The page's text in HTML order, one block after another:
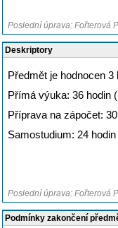
Poslední úprava: Fořterová
Deskriptory
Předmět je hodnocen
Přímá výuka: 36 hodin
Příprava na zápočet:
Samostudium: 24 hodin
Poslední úprava: Fořterová
Podmínky zakončení